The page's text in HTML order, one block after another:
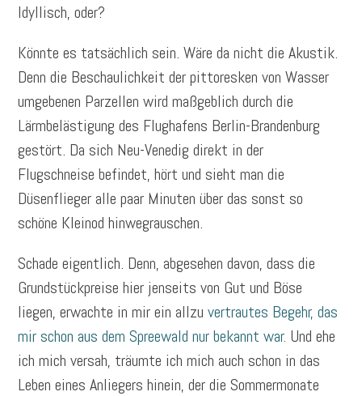
Idyllisch, oder?
Könnte es tatsächlich sein. Wäre da nicht die Akustik.
Denn die Beschaulichkeit der pittoresken von Wasser
umgebenen Parzellen wird maßgeblich durch die
Lärmbelästigung des Flughafens Berlin-Brandenburg
gestört. Da sich Neu-Venedig direkt in der
Flugschneise befindet, hört und sieht man die
Düsenflieger alle paar Minuten über das sonst so
schöne Kleinod hinwegrauschen.
Schade eigentlich. Denn, abgesehen davon, dass die
Grundstückpreise hier jenseits von Gut und Böse
liegen, erwachte in mir ein allzuvertrautes Begehr, das
mir schon aus dem Spreewald nur bekannt war. Und ehe
ich mich versah, träumte ich mich auch schon in das
Leben eines Anliegers hinein, der die Sommermonate